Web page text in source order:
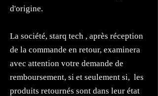
d'origine.
La société, starq tech , après réception
de la commande en retour, examinera
avec attention votre demande de
remboursement, si et seulement si, les
produits retournés sont dans leur état